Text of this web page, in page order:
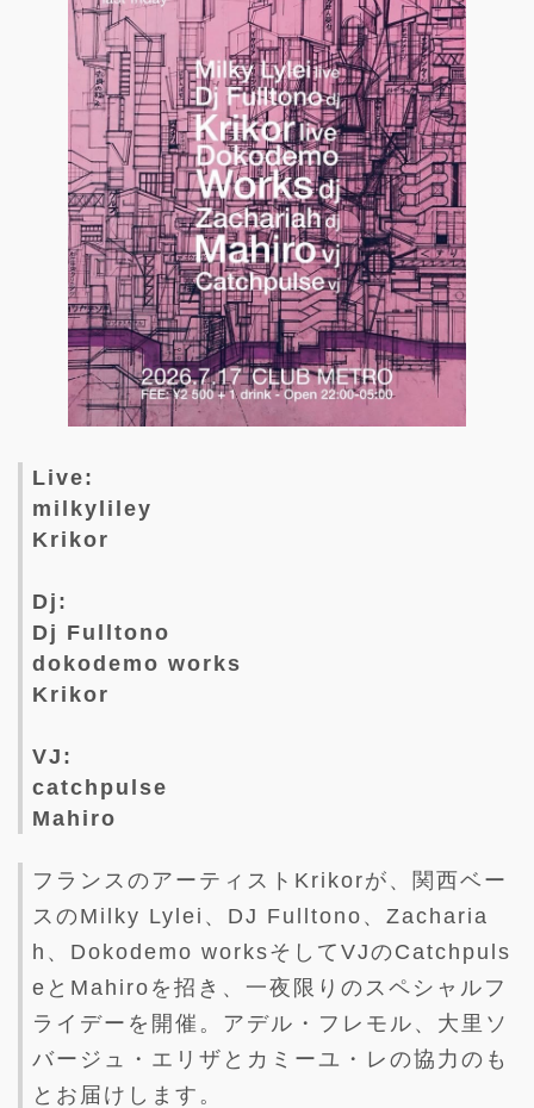
Live:
milkyliley
Krikor
Dj:
Dj Fulltono
dokodemo works
Krikor
VJ:
catchpulse
Mahiro
フランスのアーティストKrikorが、関西ベー
スのMilky Lylei、DJ Fulltono、Zacharia
h、Dokodemo worksそしてVJのCatchpuls
eとMahiroを招き、一夜限りのスペシャルフ
ライデーを開催。アデル・フレモル、大里ソ
バージュ・エリザとカミーユ・レの協力のも
とお届けします。